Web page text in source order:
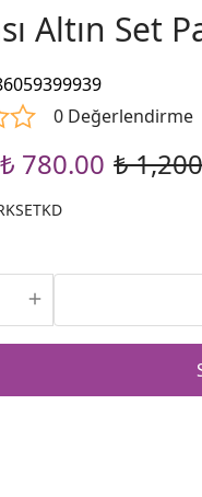
Altın Set
0 Değerlendirme
₺ 780.00 ₺